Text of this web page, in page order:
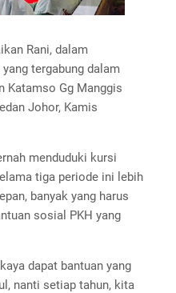
Rani, dalam
tergabung dalam
Katamso Gg Manggis
Johor, Kamis
menduduki kursi
tiga periode ini lebih
banyak yang harus
sosial PKH yang
dapat bantuan yang
nanti setiap tahun, kita